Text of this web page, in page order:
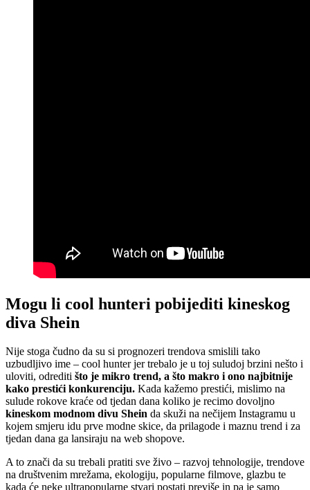
Mogu li cool hunteri pobijediti kineskog
diva Shein
Nije stoga čudno da su si prognozeri trendova smislili tako
uzbudljivo ime – cool hunter jer trebalo je u toj suludoj brzini nešto i
uloviti, odrediti što je mikro trend, a što makro i ono najbitnije
kako prestići konkurenciju. Kada kažemo prestići, mislimo na
sulude rokove kraće od tjedan dana koliko je recimo dovoljno
kineskom modnom divu Shein da skuži na nečijem Instagramu u
kojem smjeru idu prve modne skice, da prilagode i maznu trend i za
tjedan dana ga lansiraju na web shopove.
A to znači da su trebali pratiti sve živo – razvoj tehnologije, trendove
na društvenim mrežama, ekologiju, popularne filmove, glazbu te
kada će neke ultrapopularne stvari postati previše in pa je samo